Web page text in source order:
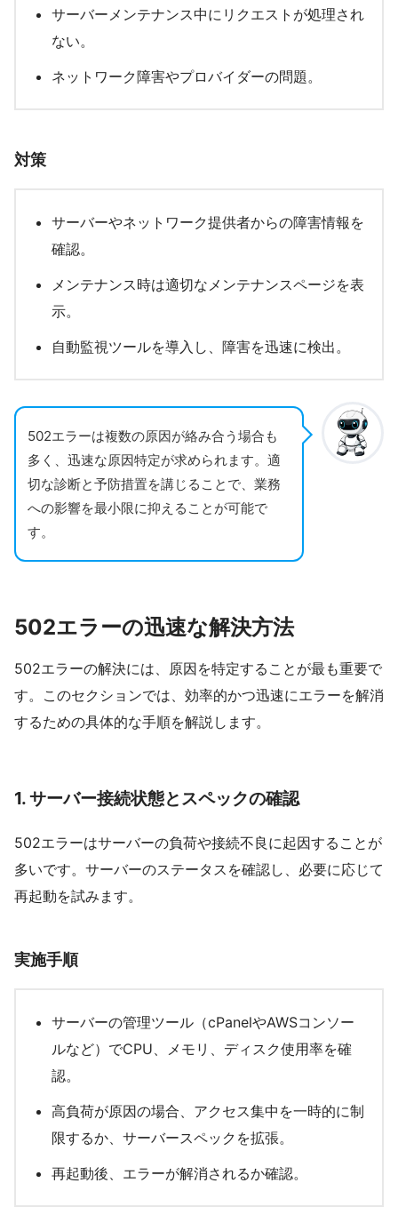
サーバーメンテナンス中にリクエストが処理され
ない。
ネットワーク障害やプロバイダーの問題。
対策
サーバーやネットワーク提供者からの障害情報を
確認。
メンテナンス時は適切なメンテナンスページを表
示。
自動監視ツールを導入し、障害を迅速に検出。
502エラーは複数の原因が絡み合う場合も
多く、迅速な原因特定が求められます。適
切な診断と予防措置を講じることで、業務
への影響を最小限に抑えることが可能で
す。
502エラーの迅速な解決方法
502エラーの解決には、原因を特定することが最も重要で
す。このセクションでは、効率的かつ迅速にエラーを解消
するための具体的な手順を解説します。
1.サーバー接続状態とスペックの確認
502エラーはサーバーの負荷や接続不良に起因することが
多いです。サーバーのステータスを確認し、必要に応じて
再起動を試みます。
実施手順
サーバーの管理ツール（cPanelやAWSコンソー
ルなど）でCPU、メモリ、ディスク使用率を確
認。
高負荷が原因の場合、アクセス集中を一時的に制
限するか、サーバースペックを拡張。
再起動後、エラーが解消されるか確認。